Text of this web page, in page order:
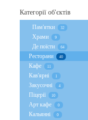
Категорії об'єктів
Пам'ятки 32
Храми 9
Де поїсти 64
Ресторани 40
Кафе 11
Кав'ярні 1
Закусочні 4
Піцерії 10
Арт кафе 0
Кальянні 0